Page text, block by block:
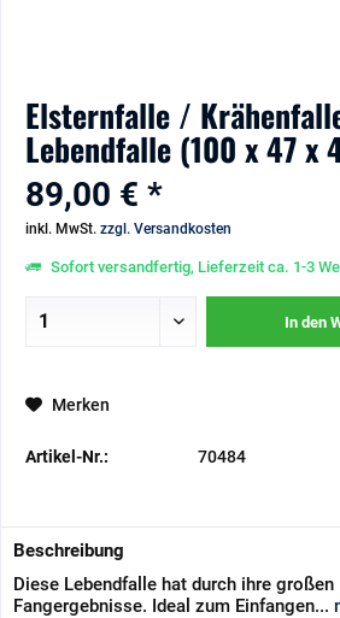
Elsternfalle /
Lebendfalle (100 x 47 x
89,00 € *
inkl. MwSt. zzgl. Versandkosten
Sofort versandfertig, Lieferzeit ca. 1-3
In den
Merken
Artikel-Nr.: 70484
Beschreibung
Diese Lebendfalle hat durch ihre
Fangergebnisse. Ideal zum Einfangen...